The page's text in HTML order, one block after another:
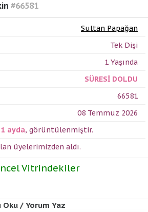
#66581
Sultan Papağan
Tek Dişi
1 Yaşında
SÜRESİ DOLDU
66581
08 Temmuz 2026
1 ayda, görüntülenmiştir.
üyelerimizden aldı.
Vitrindekiler
Oku / Yorum Yaz